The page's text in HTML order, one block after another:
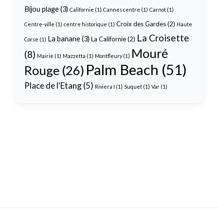
Bijou plage(3) Californie (1) Cannes centre (1) Carnot (1)
Centre-ville (1) centre historique (1) Croix des Gardes(2) Haute
Corse (1) La banane(3) La Californie(2) La Croisette
(8) Mairie (1) Mazzetta (1) Montfleury(1) Mouré
Rouge (26) Palm Beach (51)
Place de l'Etang(5) Riviera I (1) Suquet (1) Var (1)